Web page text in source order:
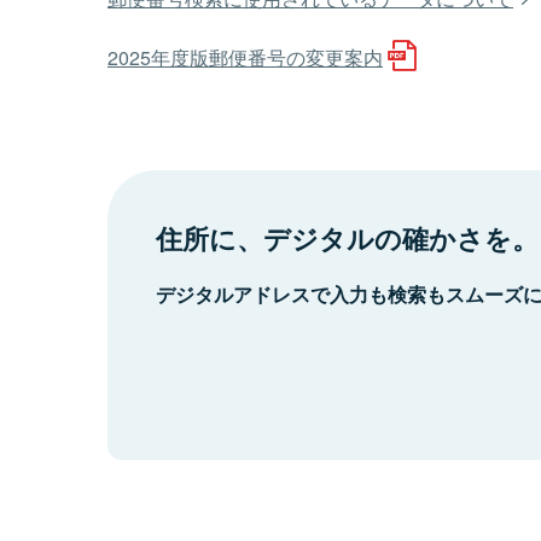
2025年度版郵便番号の変更案内
住所に、デジタルの確かさを。
デジタルアドレスで入力も検索もスムーズ